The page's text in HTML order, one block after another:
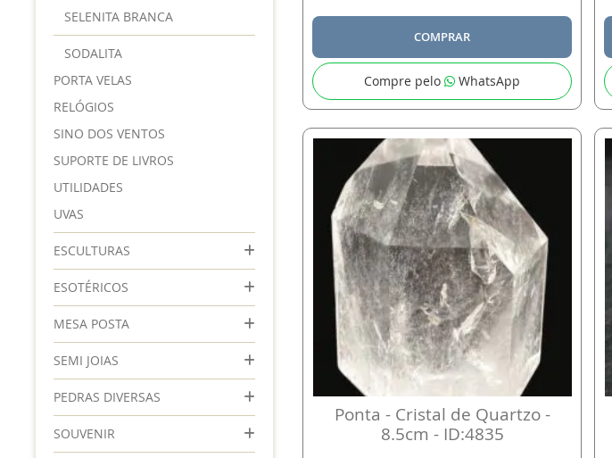
COMPRAR
Compre pelo WhatsApp
Ponta - Cristal de Quartzo -
8.5cm - ID:4835
SELENITA BRANCA
SODALITA
PORTA VELAS
RELÓGIOS
SINO DOS VENTOS
SUPORTE DE LIVROS
UTILIDADES
UVAS
ESCULTURAS
ESOTÉRICOS
MESA POSTA
SEMI JOIAS
PEDRAS DIVERSAS
SOUVENIR